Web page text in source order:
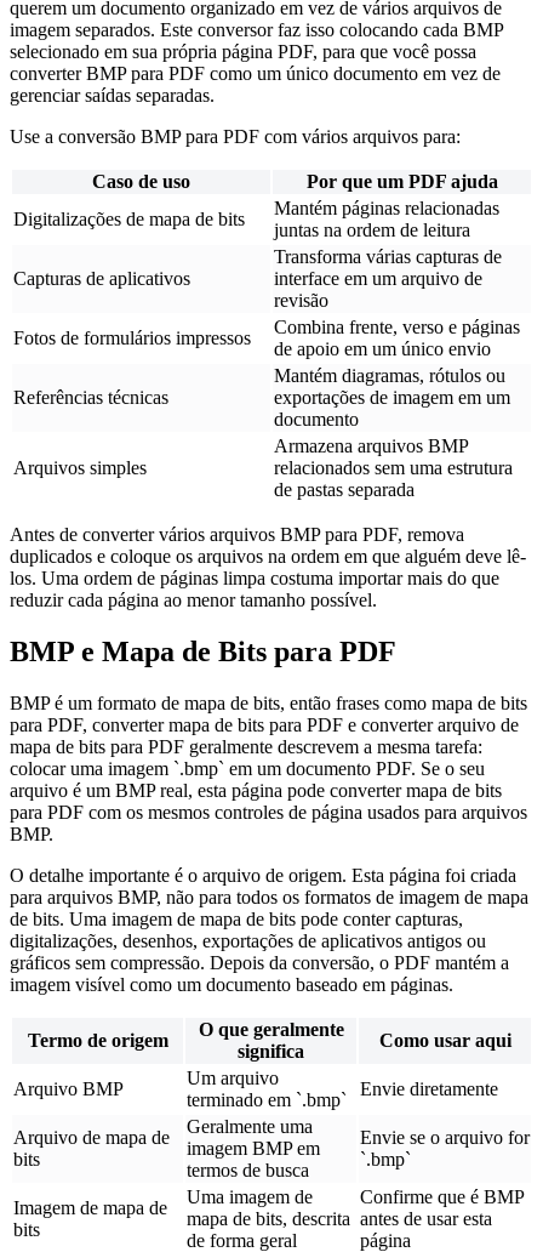
querem um documento organizado em vez de vários arquivos de
imagem separados. Este conversor faz isso colocando cada BMP
selecionado em sua própria página PDF, para que você possa
converter BMP para PDF como um único documento em vez de
gerenciar saídas separadas.
Use a conversão BMP para PDF com vários arquivos para:
Caso de uso
Por que um PDF ajuda
Digitalizações de mapa de bits
Mantém páginas relacionadas
juntas na ordem de leitura
Capturas de aplicativos
Transforma várias capturas de
interface em um arquivo de
revisão
Fotos de formulários impressos
Combina frente, verso e páginas
de apoio em um único envio
Referências técnicas
Mantém diagramas, rótulos ou
exportações de imagem em um
documento
Arquivos simples
Armazena arquivos BMP
relacionados sem uma estrutura
de pastas separada
Antes de converter vários arquivos BMP para PDF, remova
duplicados e coloque os arquivos na ordem em que alguém deve lê-
los. Uma ordem de páginas limpa costuma importar mais do que
reduzir cada página ao menor tamanho possível.
BMP e Mapa de Bits para PDF
BMP é um formato de mapa de bits, então frases como mapa de bits
para PDF, converter mapa de bits para PDF e converter arquivo de
mapa de bits para PDF geralmente descrevem a mesma tarefa:
colocar uma imagem `.bmp` em um documento PDF. Se o seu
arquivo é um BMP real, esta página pode converter mapa de bits
para PDF com os mesmos controles de página usados para arquivos
BMP.
O detalhe importante é o arquivo de origem. Esta página foi criada
para arquivos BMP, não para todos os formatos de imagem de mapa
de bits. Uma imagem de mapa de bits pode conter capturas,
digitalizações, desenhos, exportações de aplicativos antigos ou
gráficos sem compressão. Depois da conversão, o PDF mantém a
imagem visível como um documento baseado em páginas.
Termo de origem
O que geralmente
significa
Como usar aqui
Arquivo BMP
Um arquivo
terminado em `.bmp`
Envie diretamente
Arquivo de mapa de
bits
Geralmente uma
imagem BMP em
termos de busca
Envie se o arquivo for
`.bmp`
Imagem de mapa de
bits
Uma imagem de
mapa de bits, descrita
de forma geral
Confirme que é BMP
antes de usar esta
página